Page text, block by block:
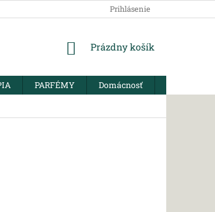
Prihlásenie
NÁKUPNÝ
Prázdny košík
PARFÉMY Domácnosť